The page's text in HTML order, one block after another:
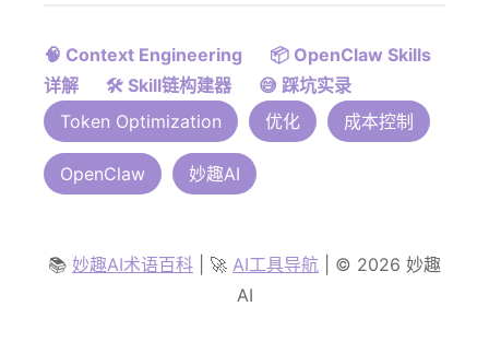
🧠 Context Engineering
📦 OpenClaw Skills
详解
🛠️ Skill链构建器
😅 踩坑实录
Token Optimization
优化 成本控制
OpenClaw 妙趣AI
📚 妙趣AI术语百科 | 🚀 AI工具导航 | © 2026 妙趣
AI